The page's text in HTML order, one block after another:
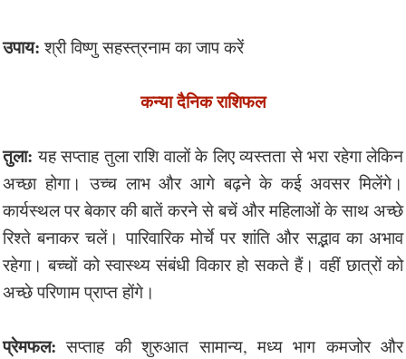
उपाय:श्री विष्णु सहस्त्रनाम का जाप करें
कन्या दैनिक राशिफल
तुला: यह सप्ताह तुला राशि वालों के लिए व्यस्तता से भरा रहेगा लेकिन
अच्छा होगा। उच्च लाभ और आगे बढ़ने के कई अवसर मिलेंगे।
कार्यस्थल पर बेकार की बातें करने से बचें और महिलाओं के साथ अच्छे
रिश्ते बनाकर चलें। पारिवारिक मोर्चे पर शांति और सद्भाव का अभाव
रहेगा। बच्चों को स्वास्थ्य संबंधी विकार हो सकते हैं। वहीं छात्रों को
अच्छे परिणाम प्राप्त होंगे।
प्रेमफल: सप्ताह की शुरुआत सामान्य, मध्य भाग कमजोर और